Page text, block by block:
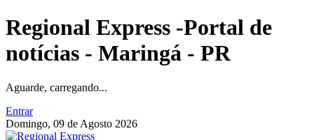
Regional Express -Portal de
notícias - Maringá - PR
Aguarde, carregando...
Entrar
Domingo, 09 de Agosto 2026